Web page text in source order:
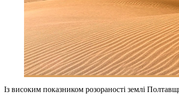
Із високим показником розораності землі